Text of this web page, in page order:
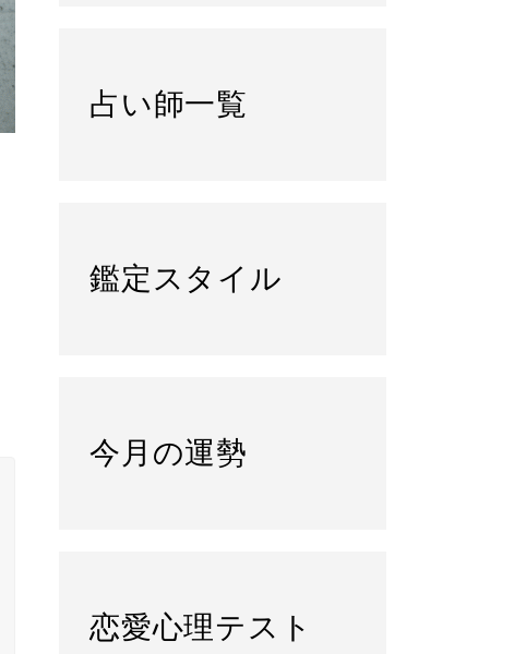
占い師一覧
鑑定スタイル
今月の運勢
恋愛心理テスト